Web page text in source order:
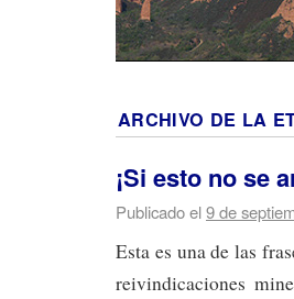
ARCHIVO DE LA
¡Si esto no se
Publicado el9 de
Esta es una de las
reivindicaciones